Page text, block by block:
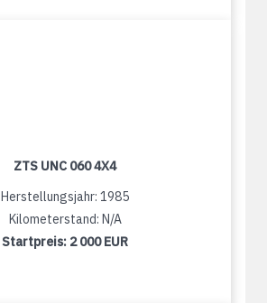
ZTS UNC 060 4X4
Herstellungsjahr: 1985
Kilometerstand: N/A
Startpreis: 2 000 EUR